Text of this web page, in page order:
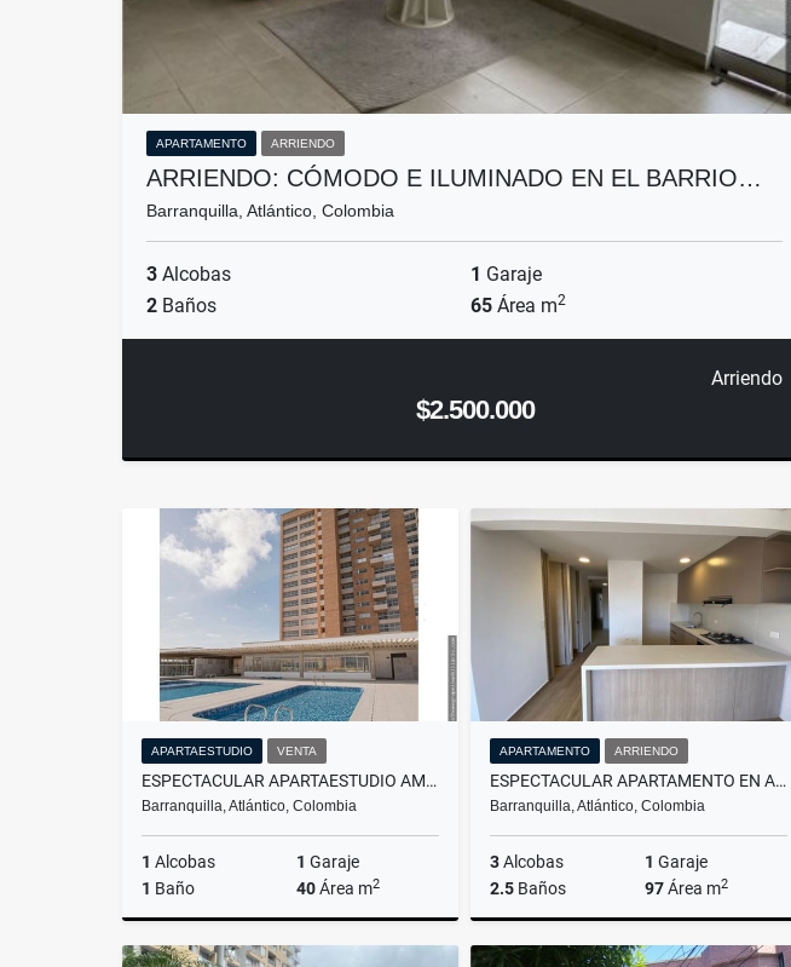
APARTAMENTO ARRIENDO
ARRIENDO: CÓMODO E ILUMINADO EN EL BARRIO…
Barranquilla, Atlántico, Colombia
3 Alcobas 1 Garaje
2 Baños 65 Área m2
Arriendo
$2.500.000
APARTAESTUDIO VENTA
ESPECTACULAR APARTAESTUDIO AMOBLADO PORTAL DE GENOVES
Barranquilla, Atlántico, Colombia
1 Alcobas 1 Garaje
1 Baño 40Área m2
APARTAMENTO ARRIENDO
ESPECTACULAR APARTAMENTO EN ARRIENDO VIZCAINA EN RIO ALTO
Barranquilla, Atlántico, Colombia
3Alcobas 1 Garaje
2.5 Baños 97Área m2
Arriendo